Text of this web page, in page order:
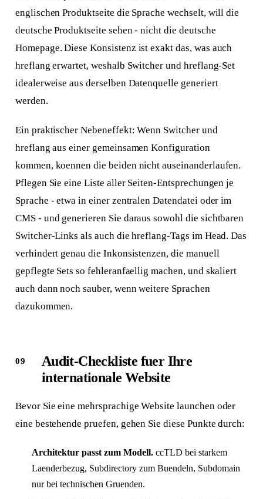
englischen Produktseite die Sprache wechselt, will die
deutsche Produktseite sehen - nicht die deutsche
Homepage. Diese Konsistenz ist exakt das, was auch
hreflang erwartet, weshalb Switcher und hreflang-Set
idealerweise aus derselben Datenquelle generiert
werden.
Ein praktischer Nebeneffekt: Wenn Switcher und
hreflang aus einer gemeinsamen Konfiguration
kommen, koennen die beiden nicht auseinanderlaufen.
Pflegen Sie eine Liste aller Seiten-Entsprechungen je
Sprache - etwa in einer zentralen Datendatei oder im
CMS - und generieren Sie daraus sowohl die sichtbaren
Switcher-Links als auch die hreflang-Tags im Head. Das
verhindert genau die Inkonsistenzen, die manuell
gepflegte Sets so fehleranfaellig machen, und skaliert
auch dann noch sauber, wenn weitere Sprachen
dazukommen.
Audit-Checkliste fuer Ihre
internationale Website
Bevor Sie eine mehrsprachige Website launchen oder
eine bestehende pruefen, gehen Sie diese Punkte durch:
Architektur passt zum Modell.ccTLD bei starkem
Laenderbezug, Subdirectory zum Buendeln, Subdomain
nur bei technischen Gruenden.